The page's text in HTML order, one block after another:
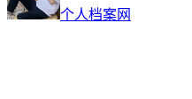
个人档案网